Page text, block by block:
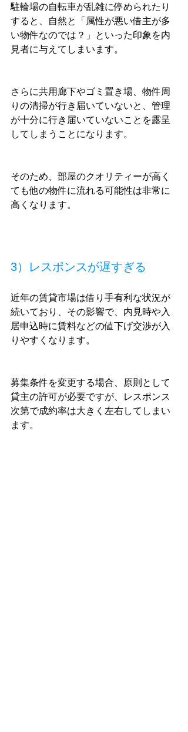
駐輪場の自転車が乱雑に停められたり
すると、自然と「属性が悪い借主が多
い物件なのでは？」といった印象を内
見者に与えてしまいます。
さらに共用廊下やゴミ置き場、物件周
りの清掃が行き届いていないと、管理
が十分に行き届いていないことを露呈
してしまうことになります。
そのため、部屋のクオリティーが高く
ても他の物件に流れる可能性は非常に
高くなります。
3）レスポンスが遅すぎる
近年の賃貸市場は借り手有利な状況が
続いており、その影響で、内見時や入
居申込時に賃料などの値下げ交渉が入
りやすくなります。
募集条件を変更する場合、原則として
貸主の許可が必要ですが、レスポンス
次第で成約率は大きく左右してしまい
ます。